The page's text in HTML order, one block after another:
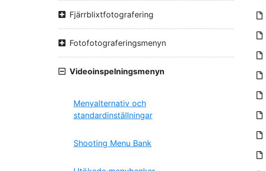
Fjärrblixtfotografering
Fotofotograferingsmenyn
Videoinspelningsmenyn
Menyalternativ och
standardinställningar
Shooting Menu Bank